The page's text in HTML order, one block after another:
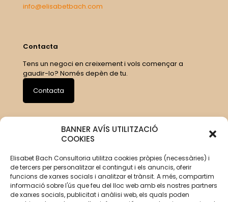
BANNER AVÍS UTILITZACIÓ
COOKIES
Elisabet Bach Consultoria utilitza cookies pròpies (necessàries) i
de tercers per personalitzar el contingut i els anuncis, oferir
funcions de xarxes socials i analitzar el trànsit. A més, compartim
informació sobre l'ús que feu del lloc web amb els nostres partners
de xarxes socials, publicitat i anàlisi web, els quals poden
info@elisabetbach.com
Contacta
Tens un negoci en creixement i vols començar a
gaudir-lo? Només depèn de tu.
Contacta